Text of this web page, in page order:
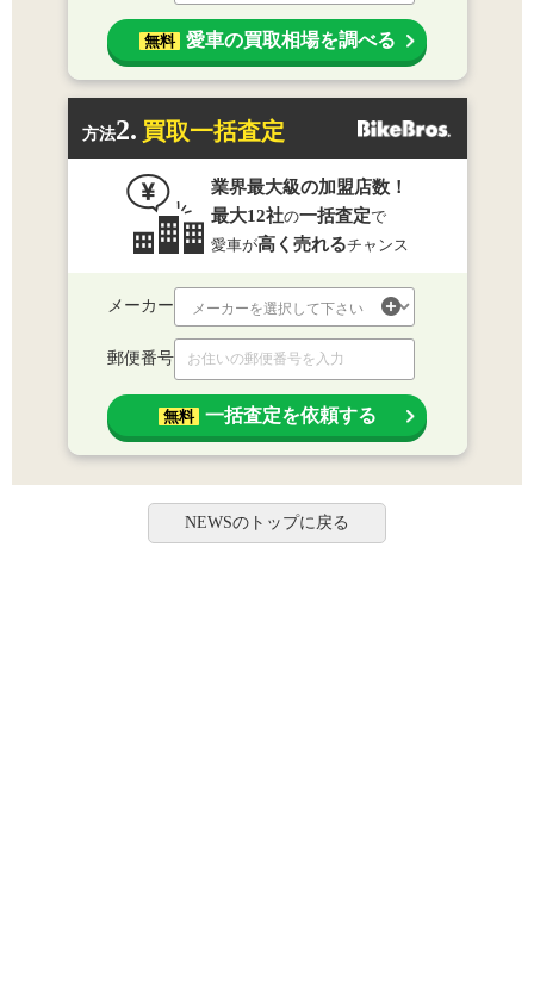
無料 愛車の買取相場を調べる
方法2. 買取一括査定
業界最大級の加盟店数！
最大12社の一括査定で
愛車が高く売れるチャンス
メーカー
郵便番号
無料 一括査定を依頼する
NEWSのトップに戻る